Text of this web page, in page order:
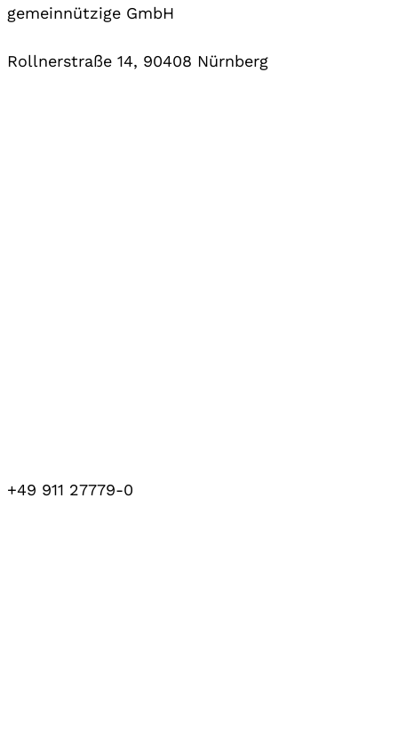
gemeinnützige GmbH
Rollnerstraße 14, 90408 Nürnberg
+49 911 27779-0